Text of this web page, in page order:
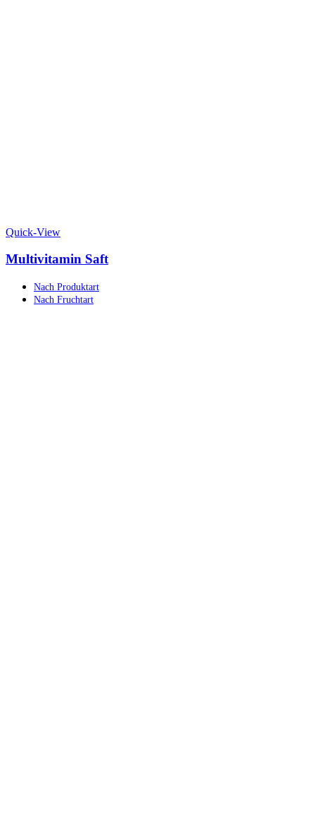
Quick-View
Multivitamin Saft
Nach Produktart
Nach Fruchtart